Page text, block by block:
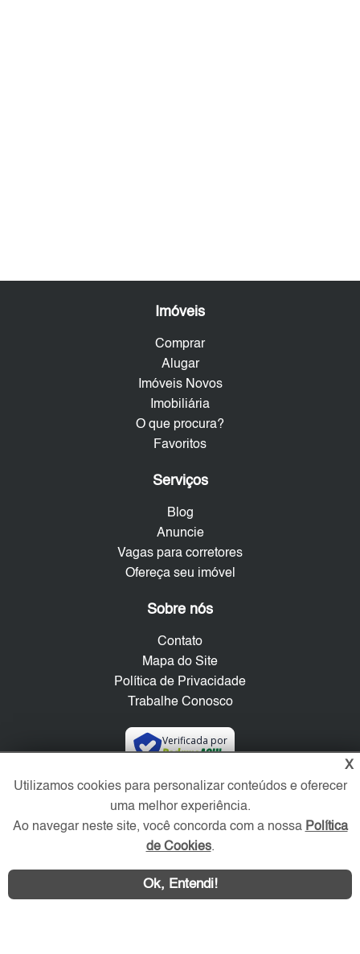
Imóveis
Comprar
Alugar
Imóveis Novos
Imobiliária
O que procura?
Favoritos
Serviços
Blog
Anuncie
Vagas para corretores
Ofereça seu imóvel
Sobre nós
Contato
Mapa do Site
Política de Privacidade
Trabalhe Conosco
Verificada por
Redes Sociais
X
Utilizamos cookies para personalizar conteúdos e oferecer
uma melhor experiência.
Ao navegar neste site, você concorda com a nossa Política
de Cookies.
Ok, Entendi!